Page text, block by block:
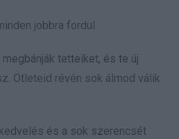
jobbra fordul.
tetteiket, és te új
Ötleteid révén sok álmod válik
és a sok szerencsét